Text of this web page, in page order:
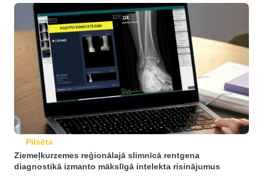
Pilsēta
Ziemeļkurzemes reģionālajā slimnīcā rentgena
diagnostikā izmanto mākslīgā intelekta risinājumus